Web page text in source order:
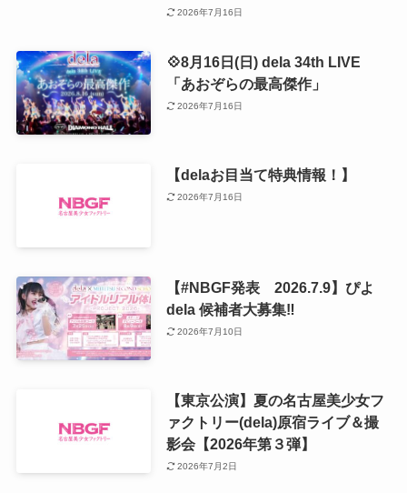
2026年7月16日
💠8月16日(日) dela 34th LIVE
「あおぞらの最高傑作」
2026年7月16日
【delaお目当て特典情報！】
2026年7月16日
【#NBGF発表 2026.7.9】ぴよ
dela 候補者大募集‼️
2026年7月10日
【東京公演】夏の名古屋美少女フ
ァクトリー(dela)原宿ライブ＆撮
影会【2026年第３弾】
2026年7月2日